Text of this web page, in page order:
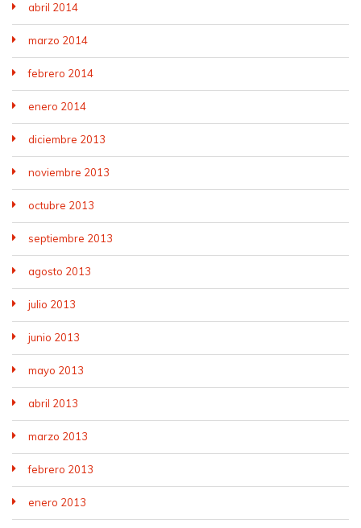
abril 2014
marzo 2014
febrero 2014
enero 2014
diciembre 2013
noviembre 2013
octubre 2013
septiembre 2013
agosto 2013
julio 2013
junio 2013
mayo 2013
abril 2013
marzo 2013
febrero 2013
enero 2013